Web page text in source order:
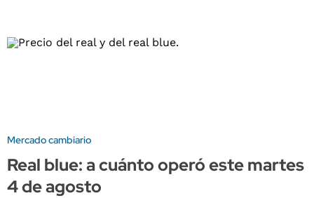
Mercado cambiario
Real blue: a cuánto operó este martes
4 de agosto